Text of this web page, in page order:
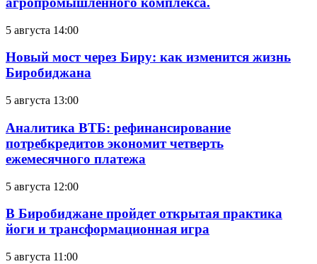
5 августа 14:00
Новый мост через Биру: как изменится жизнь
Биробиджана
5 августа 13:00
Аналитика ВТБ: рефинансирование
потребкредитов экономит четверть
ежемесячного платежа
5 августа 12:00
В Биробиджане пройдет открытая практика
йоги и трансформационная игра
5 августа 11:00